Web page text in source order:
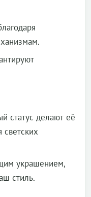
статус делают её
украшением,
стиль.